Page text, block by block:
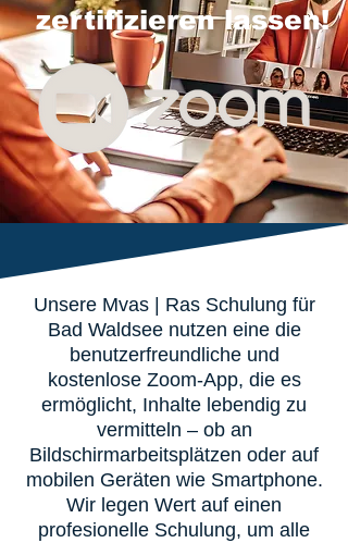
zertifizieren lassen!
Unsere Mvas | Ras Schulung für
Bad Waldsee nutzen eine die
benutzerfreundliche und
kostenlose Zoom-App, die es
ermöglicht, Inhalte lebendig zu
vermitteln – ob an
Bildschirmarbeitsplätzen oder auf
mobilen Geräten wie Smartphone.
Wir legen Wert auf einen
profesionelle Schulung, um alle